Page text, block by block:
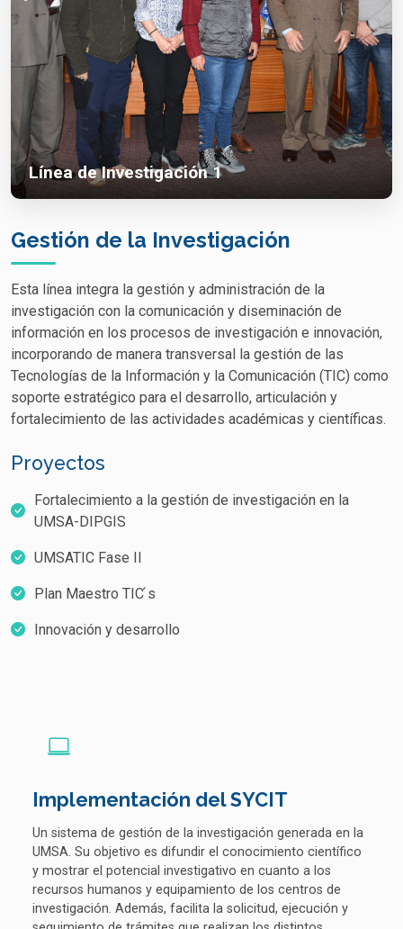
Línea de Investigación 1
Gestión de la Investigación
Esta línea integra la gestión y administración de la
investigación con la comunicación y diseminación de
información en los procesos de investigación e innovación,
incorporando de manera transversal la gestión de las
Tecnologías de la Información y la Comunicación (TIC) como
soporte estratégico para el desarrollo, articulación y
fortalecimiento de las actividades académicas y científicas.
Proyectos
Fortalecimiento a la gestión de investigación en la
UMSA-DIPGIS
UMSATIC Fase II
Plan Maestro TIC ́s
Innovación y desarrollo
Implementación del SYCIT
Un sistema de gestión de la investigación generada en la
UMSA. Su objetivo es difundir el conocimiento científico
y mostrar el potencial investigativo en cuanto a los
recursos humanos y equipamiento de los centros de
investigación. Además, facilita la solicitud, ejecución y